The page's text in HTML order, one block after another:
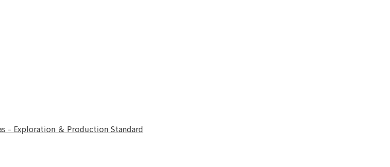
– Exploration ＆ Production Standard